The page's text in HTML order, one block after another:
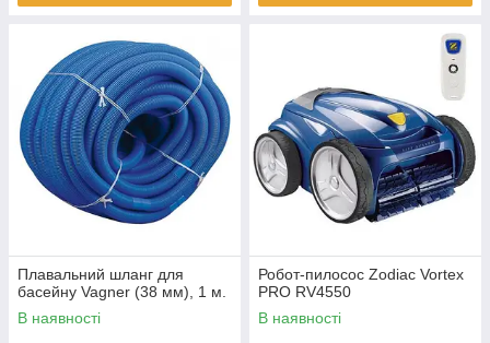
Плавальний шланг для
басейну Vagner (38 мм), 1 м.
В наявності
Робот-пилосос Zodiac Vortex
PRO RV4550
В наявності